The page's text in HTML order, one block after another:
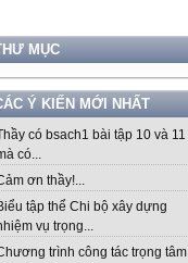
MỤC
Ý KIẾN MỚI NHẤT
có bsach1 bài tập 10 và 11
có...
ơn thầy!...
tập thể Chi bộ xây dựng
vụ trọng...
trình công tác trọng tâm